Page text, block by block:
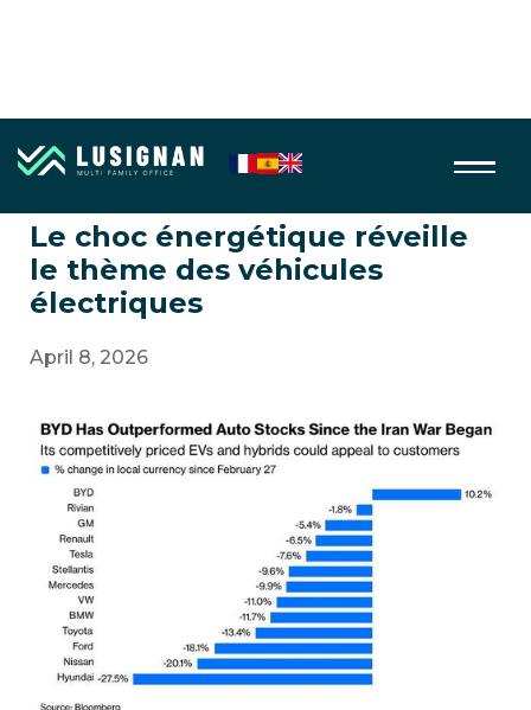
Energie
Le choc énergétique réveille
le thème des véhicules
électriques
April 8, 2026